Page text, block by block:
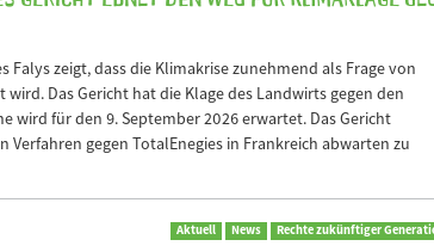
Falys zeigt, dass die Klimakrise zunehmend als Frage von
Das Gericht hat die Klage des Landwirts gegen den
wird für den 9. September 2026 erwartet. Das Gericht
gegen TotalEnegies in Frankreich abwarten zu
Aktuell News Rechte zukünftiger